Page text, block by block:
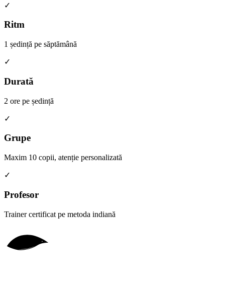
✓
Ritm
1 ședință pe săptămână
✓
Durată
2 ore pe ședință
✓
Grupe
Maxim 10 copii, atenție personalizată
✓
Profesor
Trainer certificat pe metoda indiană